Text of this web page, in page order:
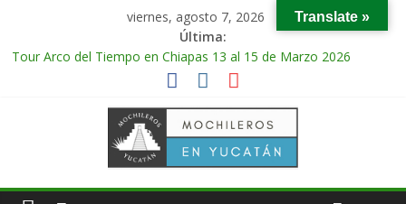
viernes, agosto 7, 2026
Última:
Tour Arco del Tiempo en Chiapas 13 al 15 de Marzo 2026
Tour Tikal Magico en Guatemala 31 de Octubre al 2 de
Tour Ruta Puuc 1 de Febrero del 2026
Excursión Volcán Chichonal en Chiapas 28 y 29 de Marzo 2026
Tour Calakmul Magico 28 de Febrero y 1 de Marzo 2026
Translate »